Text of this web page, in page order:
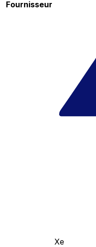
Fournisseur
Xe